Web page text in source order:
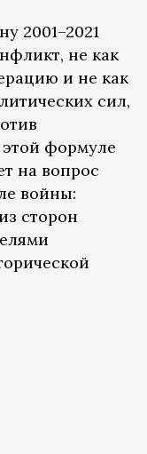
2001–2021
не как
и не как
сил,
формуле
на вопрос
войны:
сторон